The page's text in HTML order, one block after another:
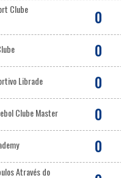
Clube
0
0
Librade
0
Clube Master
0
0
Através do